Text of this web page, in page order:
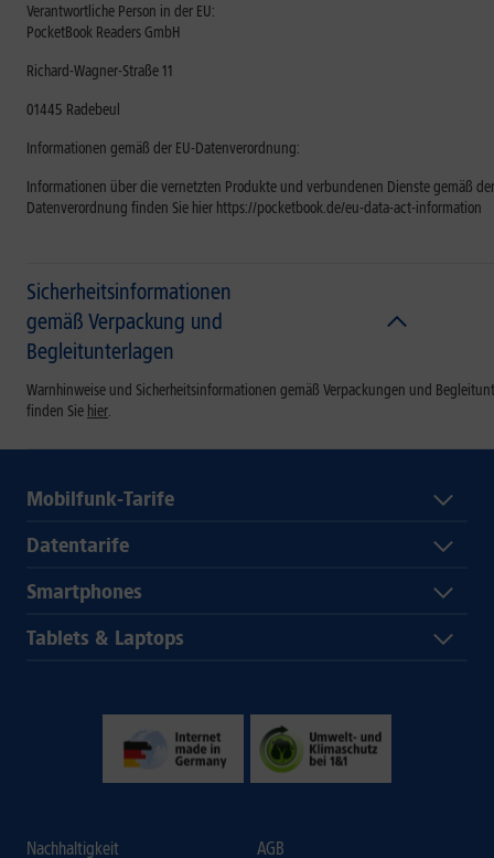
Verantwortliche Person in der EU:
PocketBook Readers GmbH
Richard-Wagner-Straße 11
01445 Radebeul
Informationen gemäß der EU-Datenverordnung:
Informationen über die vernetzten Produkte und verbundenen Dienste gemäß
Datenverordnung finden Sie hier https://pocketbook.de/eu-data-act-information
Sicherheitsinformationen
gemäß Verpackung und
Begleitunterlagen
Warnhinweise und Sicherheitsinformationen gemäß Verpackungen und
finden Sie hier.
Mobilfunk-Tarife
Datentarife
Smartphones
Tablets & Laptops
Nachhaltigkeit AGB